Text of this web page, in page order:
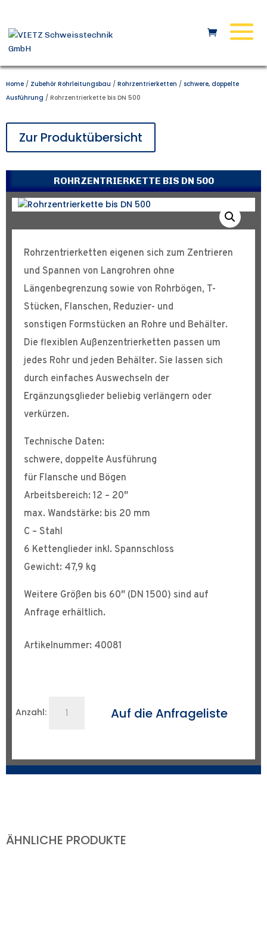
Home / Zubehör Rohrleitungsbau / Rohrzentrierketten / schwere, doppelte
Ausführung / Rohrzentrierkette bis DN 500
Zur Produktübersicht
ROHRZENTRIERKETTE BIS DN 500
Rohrzentrierketten eigenen sich zum Zentrieren
und Spannen von Langrohren ohne
Längenbegrenzung sowie von Rohrbögen, T-
Stücken, Flanschen, Reduzier- und
sonstigen Formstücken an Rohre und Behälter.
Die flexiblen Außenzentrierketten passen um
jedes Rohr und jeden Behälter. Sie lassen sich
durch einfaches Auswechseln der
Ergänzungsglieder beliebig verlängern oder
verkürzen.
Technische Daten:
schwere, doppelte Ausführung
für Flansche und Bögen
Arbeitsbereich: 12 – 20″
max. Wandstärke: bis 20 mm
C – Stahl
6 Kettenglieder inkl. Spannschloss
Gewicht: 47,9 kg
Weitere Größen bis 60″ (DN 1500) sind auf
Anfrage erhältlich.
Artikelnummer: 40081
Anzahl:
Menge
Auf die Anfrageliste
ÄHNLICHE PRODUKTE